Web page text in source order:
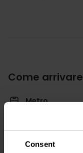
Consent
Come arrivare
Metro
4,19, 99